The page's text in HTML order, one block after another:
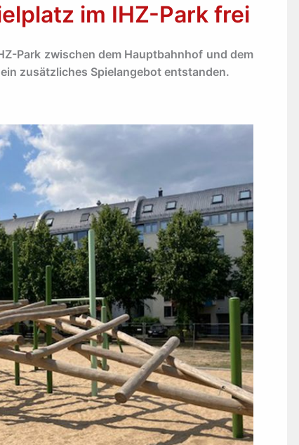
im IHZ-Park frei
Park zwischen dem Hauptbahnhof und dem
zusätzliches Spielangebot entstanden.